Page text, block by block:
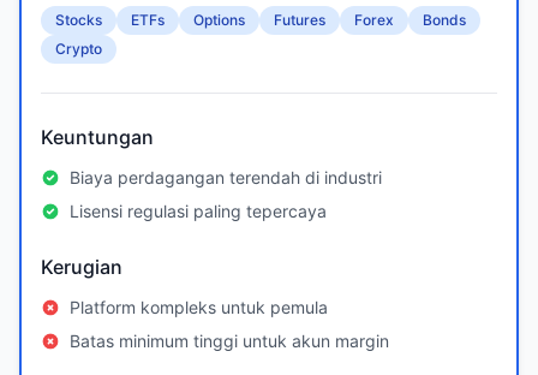
Stocks ETFs Options Futures Forex
Bonds
Crypto
Keuntungan
Biaya perdagangan terendah di industri
Lisensi regulasi paling tepercaya
Kerugian
Platform kompleks untuk pemula
Batas minimum tinggi untuk akun margin